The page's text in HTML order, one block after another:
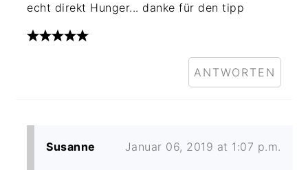
echt direkt Hunger... danke für den tipp
ANTWORTEN
Susanne Januar 06, 2019 at 1:07 p.m.